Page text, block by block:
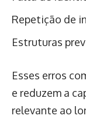
Repetição de
Estruturas
Esses erros
e reduzem a
relevante ao